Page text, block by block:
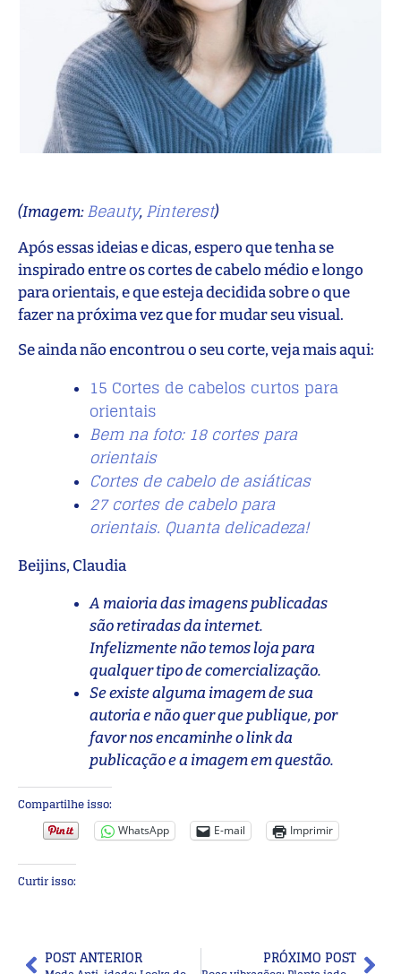
(Imagem:Beauty, Pinterest)
Após essas ideias e dicas, espero que tenha se
inspirado entre os cortes de cabelo médio e longo
para orientais, e que esteja decidida sobre o que
fazer na próxima vez que for mudar seu visual.
Se ainda não encontrou o seu corte, veja mais aqui:
15 Cortes de cabelos curtos para
orientais
Bem na foto: 18 cortes para
orientais
Cortes de cabelo de asiáticas
27 cortes de cabelo para
orientais. Quanta delicadeza!
Beijins, Claudia
A maioria das imagens publicadas
são retiradas da internet.
Infelizmente não temos loja para
qualquer tipo de comercialização.
Se existe alguma imagem de sua
autoria e não quer que publique, por
favor nos encaminhe o link da
publicação e a imagem em questão.
Compartilhe isso:
WhatsApp E-mail Imprimir
Curtir isso:
POST ANTERIOR PRÓXIMO POST